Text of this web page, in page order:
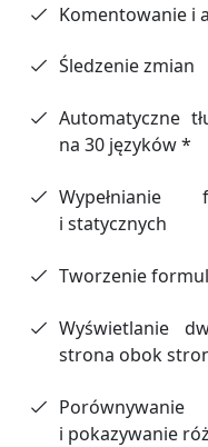
Komentowanie i
Śledzenie zmian
Automatyczne
na 30 języków *
Wypełnianie
i statycznych
Tworzenie
Wyświetlanie
strona obok
i pokazywanie